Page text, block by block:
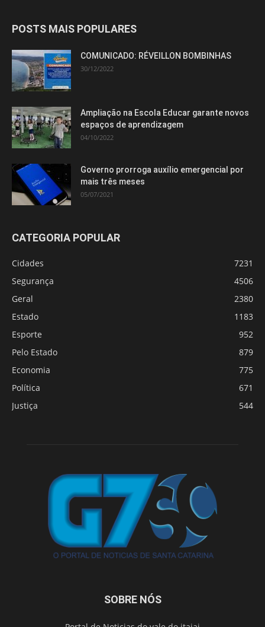
POSTS MAIS POPULARES
COMUNICADO: RÉVEILLON BOMBINHAS
30/12/2022
Ampliação na Escola Educar garante novos
espaços de aprendizagem
04/10/2022
Governo prorroga auxílio emergencial por
mais três meses
05/07/2021
CATEGORIA POPULAR
Cidades
7231
Segurança
4506
Geral
2380
Estado
1183
Esporte
952
Pelo Estado
879
Economia
775
Política
671
Justiça
544
SOBRE NÓS